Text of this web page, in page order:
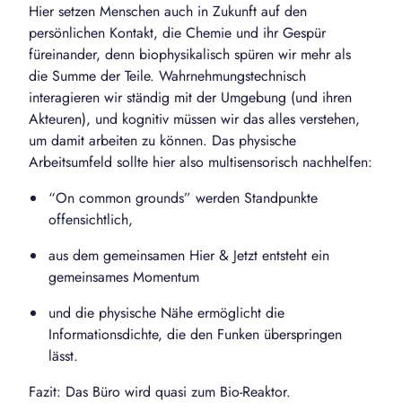
Hier setzen Menschen auch in Zukunft auf den
persönlichen Kontakt, die Chemie und ihr Gespür
füreinander, denn biophysikalisch spüren wir mehr als
die Summe der Teile. Wahrnehmungstechnisch
interagieren wir ständig mit der Umgebung (und ihren
Akteuren), und kognitiv müssen wir das alles verstehen,
um damit arbeiten zu können. Das physische
Arbeitsumfeld sollte hier also multisensorisch nachhelfen:
“On common grounds” werden Standpunkte
offensichtlich,
aus dem gemeinsamen Hier & Jetzt entsteht ein
gemeinsames Momentum
und die physische Nähe ermöglicht die
Informationsdichte, die den Funken überspringen
lässt.
Fazit: Das Büro wird quasi zum Bio-Reaktor.